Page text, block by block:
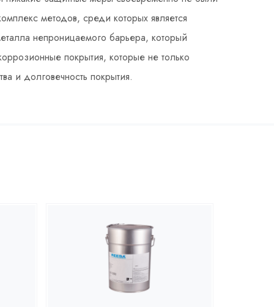
методов, среди которых является
непроницаемого барьера, который
покрытия, которые не только
и долговечность покрытия.